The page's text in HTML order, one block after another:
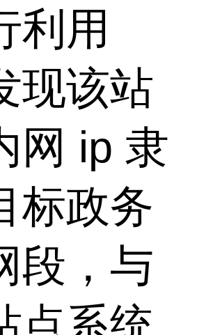
利用
现该站
网 ip 隶
标政务
段，与
点系统